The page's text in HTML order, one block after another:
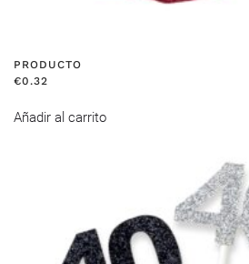
PRODUCTO
€0.32
Añadir al carrito